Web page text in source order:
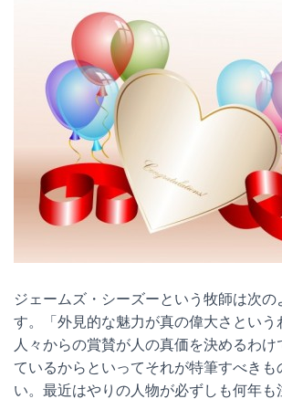
ジェームズ・シーズーという牧師は次の
す。「外見的な魅力が真の偉大さという
人々からの賞賛が人の真価を決めるわけ
ているからといってそれが特筆すべきも
い。最近はやりの人物が必ずしも何年も